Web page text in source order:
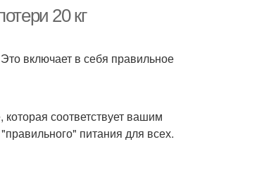
20 кг
включает в себя правильное
соответствует вашим
питания для всех.